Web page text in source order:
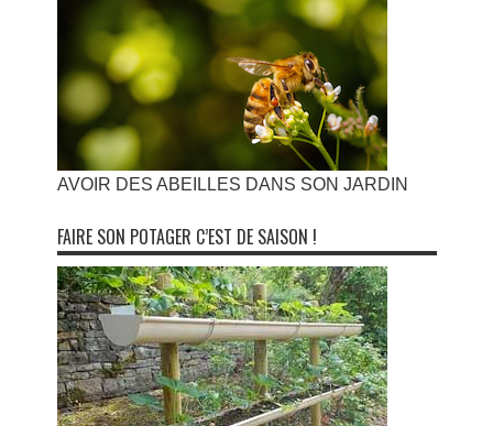
AVOIR DES ABEILLES DANS SON JARDIN
FAIRE SON POTAGER C’EST DE SAISON !